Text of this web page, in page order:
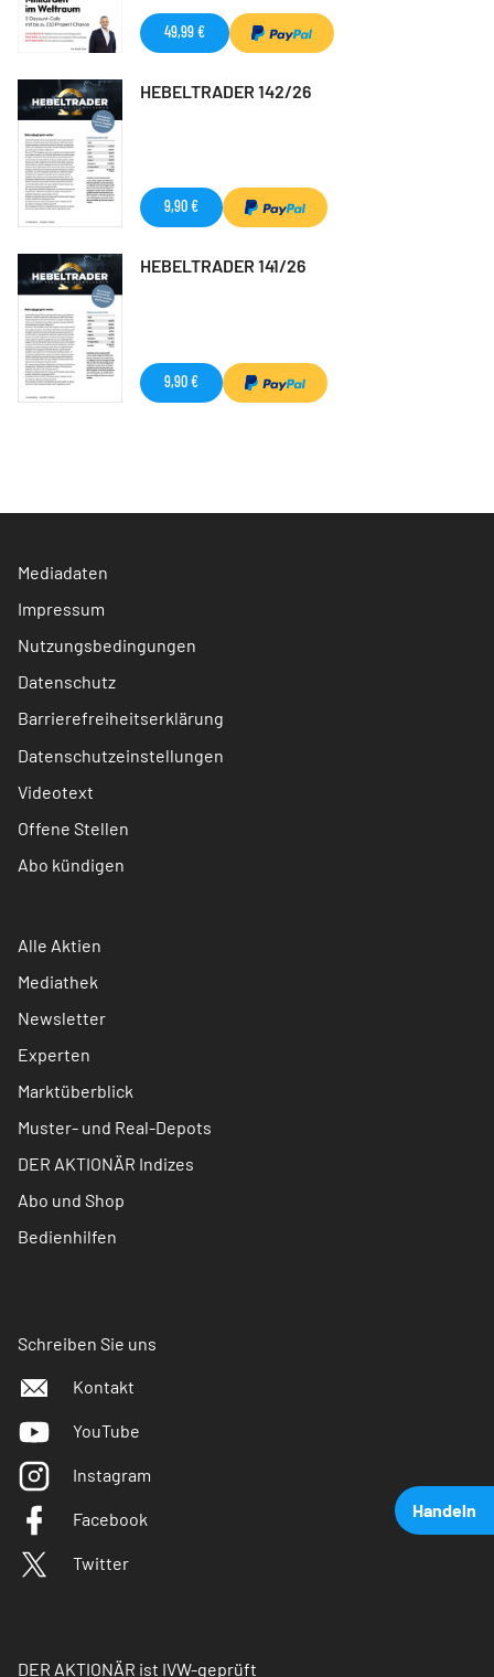
Handeln
49,99 €
HEBELTRADER 142/26
9,90 €
HEBELTRADER 141/26
9,90 €
Mediadaten
Impressum
Nutzungsbedingungen
Datenschutz
Barrierefreiheitserklärung
Datenschutzeinstellungen
Videotext
Offene Stellen
Abo kündigen
Alle Aktien
Mediathek
Newsletter
Experten
Marktüberblick
Muster- und Real-Depots
DER AKTIONÄR Indizes
Abo und Shop
Bedienhilfen
Schreiben Sie uns
Kontakt
YouTube
Instagram
Facebook
Twitter
DER AKTIONÄR ist IVW-geprüft